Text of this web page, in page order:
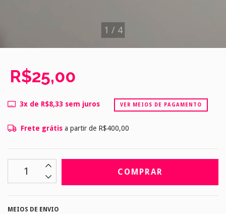
1 / 4
R$25,00
3x de R$8,33 sem juros VER MEIOS DE PAGAMENTO
Frete grátis a partir de R$400,00
MEIOS DE ENVIO